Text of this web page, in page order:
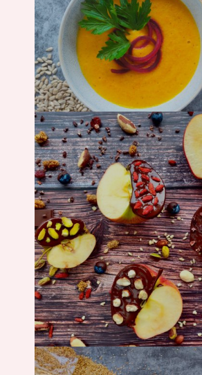
Suppe
Süßes &
Backen